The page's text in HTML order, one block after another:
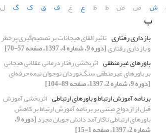
ش ص ض ط ظ ع غ ف ق ک گ ل
ب
بازداری رفتاری تاثیر القای هیجانات بر تصمیم‌گیری پرخطر
و بازداری رفتاری[دوره 9، شماره 4، 1397، صفحه 57-70]
باورهای غیرمنطقی اثربخشی رفتاردرمانی عقلانی هیجانی
بر باورهای غیرمنطقی سنگ‌نوردان نوجوان نیمه‌حرفه‌ای
[دوره 9، شماره 2، 1397، صفحه 89-104]
برنامه آموزش ارتباط و باورهای ارتباطی اثربخشی آموزش
قبل از ازدواج مبتنی بر برنامه آموزش ارتباط بر کاهش
باورهای ارتباطی ناکارآمد دانش جویان مجرد [دوره 9،
شماره 2، 1397، صفحه 1-15]